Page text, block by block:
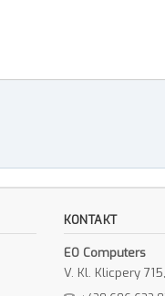
KONTAKT
EO Computers
V. Kl. Klicpery